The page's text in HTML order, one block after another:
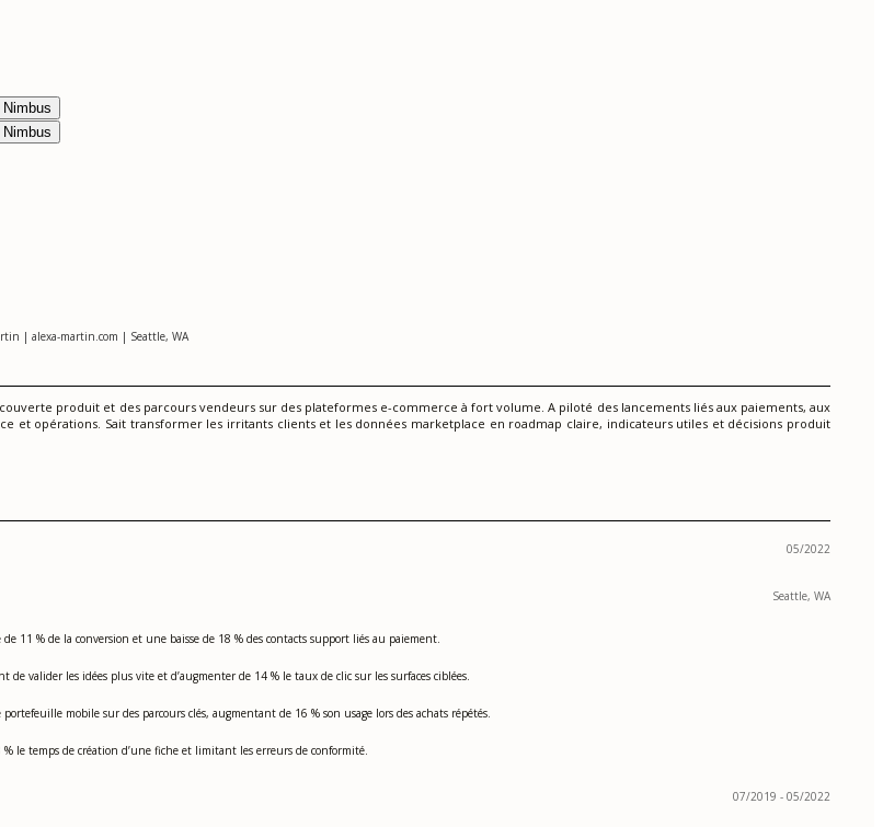
Nimbus
Nimbus
| alexa-martin.com | Seattle, WA
produit et des parcours vendeurs sur des plateformes e-commerce à fort volume. A piloté des lancements liés aux paiements, aux
et opérations. Sait transformer les irritants clients et les données marketplace en roadmap claire, indicateurs utiles et décisions produit
05/2022
Seattle, WA
11 % de la conversion et une baisse de 18 % des contacts support liés au paiement.
valider les idées plus vite et d’augmenter de 14 % le taux de clic sur les surfaces ciblées.
mobile sur des parcours clés, augmentant de 16 % son usage lors des achats répétés.
le temps de création d’une fiche et limitant les erreurs de conformité.
07/2019 - 05/2022